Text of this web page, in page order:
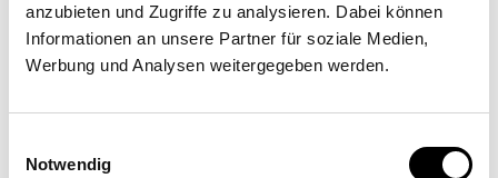
anzubieten und Zugriffe zu analysieren. Dabei können
Informationen an unsere Partner für soziale Medien,
Werbung und Analysen weitergegeben werden.
Notwendig